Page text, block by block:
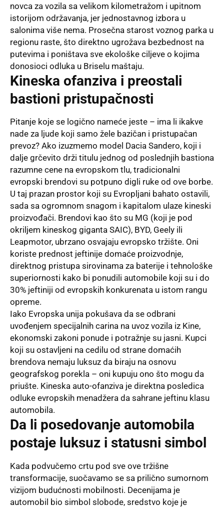
novca za vozila sa velikom kilometražom i upitnom
istorijom održavanja, jer jednostavnog izbora u
salonima više nema. Prosečna starost voznog parka u
regionu raste, što direktno ugrožava bezbednost na
putevima i poništava sve ekološke ciljeve o kojima
donosioci odluka u Briselu maštaju.
Kineska ofanziva i preostali
bastioni pristupačnosti
Pitanje koje se logično nameće jeste – ima li ikakve
nade za ljude koji samo žele bazičan i pristupačan
prevoz? Ako izuzmemo model Dacia Sandero, koji i
dalje grčevito drži titulu jednog od poslednjih bastiona
razumne cene na evropskom tlu, tradicionalni
evropski brendovi su potpuno digli ruke od ove borbe.
U taj prazan prostor koji su Evropljani bahato ostavili,
sada sa ogromnom snagom i kapitalom ulaze kineski
proizvođači. Brendovi kao što su MG (koji je pod
okriljem kineskog giganta SAIC), BYD, Geely ili
Leapmotor, ubrzano osvajaju evropsko tržište. Oni
koriste prednost jeftinije domaće proizvodnje,
direktnog pristupa sirovinama za baterije i tehnološke
superiornosti kako bi ponudili automobile koji su i do
30% jeftiniji od evropskih konkurenata u istom rangu
opreme.
Iako Evropska unija pokušava da se odbrani
uvođenjem specijalnih carina na uvoz vozila iz Kine,
ekonomski zakoni ponude i potražnje su jasni. Kupci
koji su ostavljeni na cedilu od strane domaćih
brendova nemaju luksuz da biraju na osnovu
geografskog porekla – oni kupuju ono što mogu da
priušte. Kineska auto-ofanziva je direktna posledica
odluke evropskih menadžera da sahrane jeftinu klasu
automobila.
Da li posedovanje automobila
postaje luksuz i statusni simbol
Kada podvučemo crtu pod sve ove tržišne
transformacije, suočavamo se sa prilično sumornom
vizijom budućnosti mobilnosti. Decenijama je
automobil bio simbol slobode, sredstvo koje je